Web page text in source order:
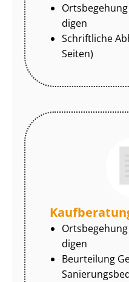
di­gen
Schriftliche
Seiten)
di­gen
Beurteilung